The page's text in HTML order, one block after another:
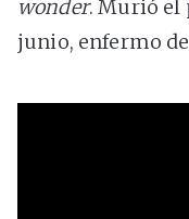
wonder. Murió el
junio, enfermo